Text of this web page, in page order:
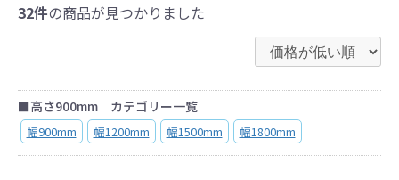
32件の商品が見つかりました
■高さ900mm カテゴリー一覧
幅900mm 幅1200mm 幅1500mm 幅1800mm